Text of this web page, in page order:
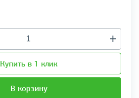
Купить в 1 клик
В корзину